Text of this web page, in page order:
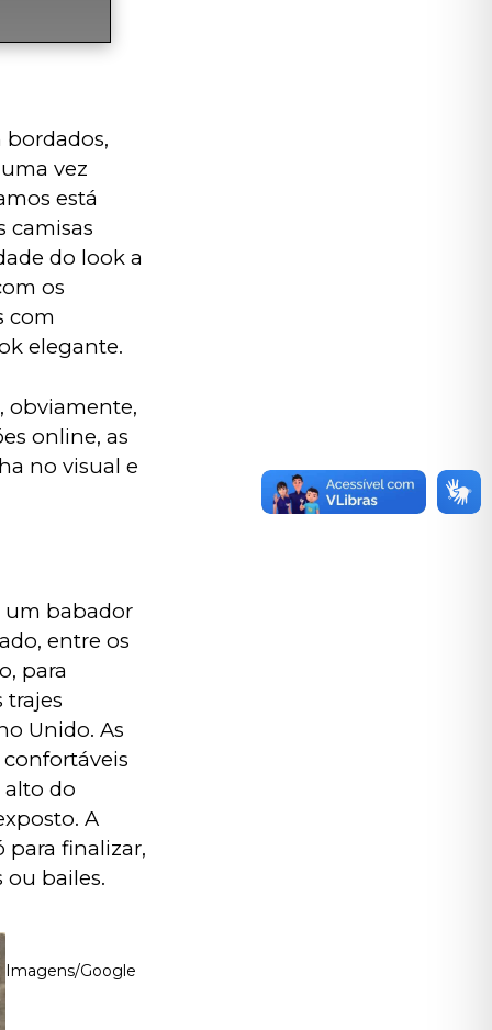
vez
está
camisas
do look a
os
com
elegante.
obviamente,
online, as
no visual e
um babador
entre os
para
trajes
Unido. As
alto do
A
para finalizar,
ou bailes.
Imagens/Google